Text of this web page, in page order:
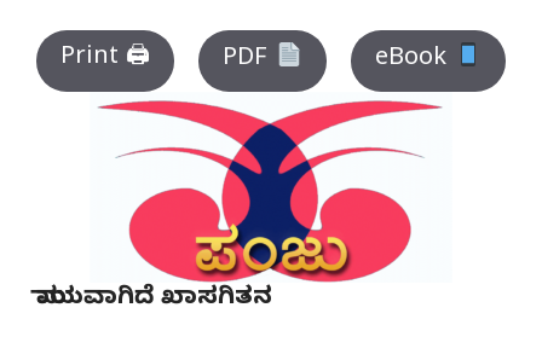
Print 🖨 PDF eBook
ಮಾಯವಾಗಿದೆ ಖಾಸಗಿತನ